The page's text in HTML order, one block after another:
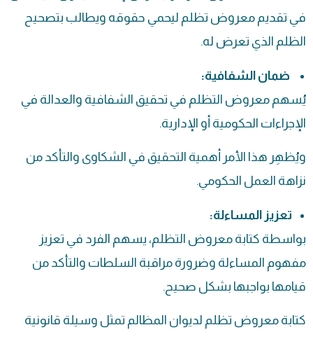
في تقديم معروض تظلم ليحمي حقوقه ويطالب بتصحيح
الظلم الذي تعرض له.
ضمان الشفافية:
يُسهم معروض التظلم في تحقيق الشفافية والعدالة في
الإجراءات الحكومية أو الإدارية.
ويُظهِر هذا الأمر أهمية التحقيق في الشكاوى والتأكد من
نزاهة العمل الحكومي.
تعزيز المساءلة:
بواسطة كتابة معروض التظلم، يسهم الفرد في تعزيز
مفهوم المساءلة وضرورة مراقبة السلطات والتأكد من
قيامها بواجبها بشكل صحيح.
كتابة معروض تظلم لديوان المظالم تمثل وسيلة قانونية